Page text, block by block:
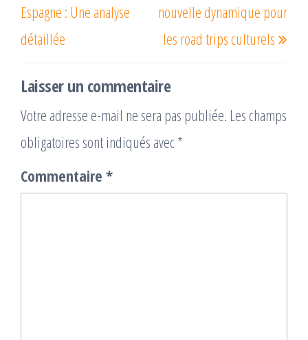
Espagne : Une analyse
détaillée
nouvelle dynamique pour
les road trips culturels
Laisser un commentaire
Votre adresse e-mail ne sera pas publiée. Les champs
obligatoires sont indiqués avec *
Commentaire *